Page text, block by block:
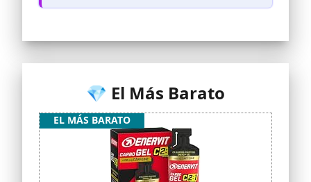
PURA ENERGÍA EN CADA CAJA gracias a
ENVASE INNOVADOR: fácil de abrir y que
evita residuos adicionales con el sistema
💎 El Más Barato
EL MÁS BARATO